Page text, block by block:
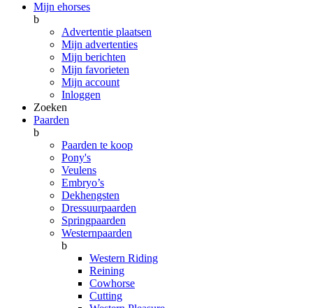
Mijn ehorses
b
Advertentie plaatsen
Mijn advertenties
Mijn berichten
Mijn favorieten
Mijn account
Inloggen
Zoeken
Paarden
b
Paarden te koop
Pony's
Veulens
Embryo’s
Dekhengsten
Dressuurpaarden
Springpaarden
Westernpaarden
b
Western Riding
Reining
Cowhorse
Cutting